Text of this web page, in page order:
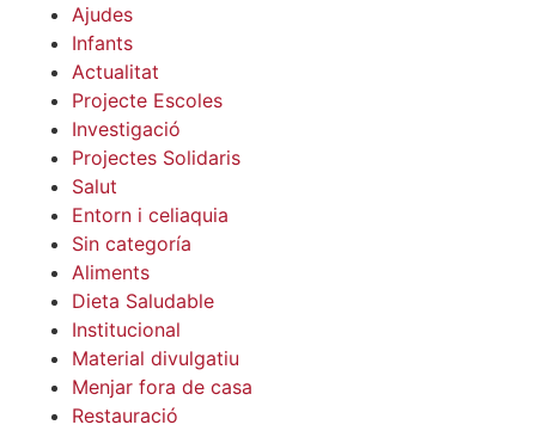
Ajudes
Infants
Actualitat
Projecte Escoles
Investigació
Projectes Solidaris
Salut
Entorn i celiaquia
Sin categoría
Aliments
Dieta Saludable
Institucional
Material divulgatiu
Menjar fora de casa
Restauració